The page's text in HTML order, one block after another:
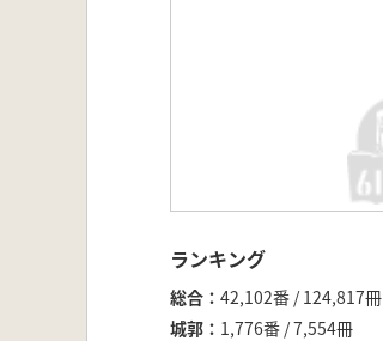
ランキング
総合
42,102番 / 124,817冊
城郭
1,776番 / 7,554冊